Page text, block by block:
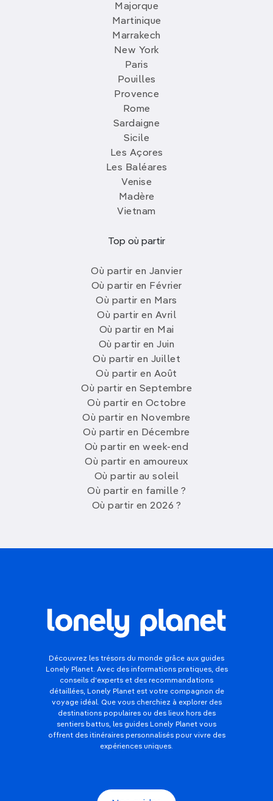
Majorque
Martinique
Marrakech
New York
Paris
Pouilles
Provence
Rome
Sardaigne
Sicile
Les Açores
Les Baléares
Venise
Madère
Vietnam
Top où partir
Où partir en Janvier
Où partir en Février
Où partir en Mars
Où partir en Avril
Où partir en Mai
Où partir en Juin
Où partir en Juillet
Où partir en Août
Où partir en Septembre
Où partir en Octobre
Où partir en Novembre
Où partir en Décembre
Où partir en week-end
Où partir en amoureux
Où partir au soleil
Où partir en famille ?
Où partir en 2026 ?
Découvrez les trésors du monde grâce aux guides
Lonely Planet. Avec des informations pratiques, des
conseils d'experts et des recommandations
détaillées, Lonely Planet est votre compagnon de
voyage idéal. Que vous cherchiez à explorer des
destinations populaires ou des lieux hors des
sentiers battus, les guides Lonely Planet vous
offrent des itinéraires personnalisés pour vivre des
expériences uniques.